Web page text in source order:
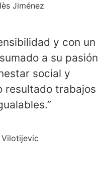
Jiménez
y con un
a su pasión
social y
resultado trabajos